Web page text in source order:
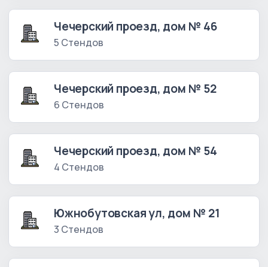
Чечерский проезд, дом № 46
5 Стендов
Чечерский проезд, дом № 52
6 Стендов
Чечерский проезд, дом № 54
4 Стендов
Южнобутовская ул, дом № 21
3 Стендов